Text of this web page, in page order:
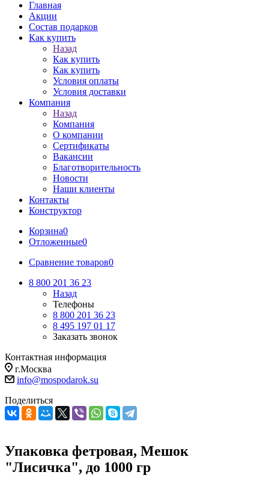
Главная
Акции
Состав подарков
Как купить
Назад
Как купить
Как купить
Условия оплаты
Условия доставки
Компания
Назад
Компания
О компании
Сертификаты
Вакансии
Благотворительность
Новости
Наши клиенты
Контакты
Конструктор
Корзина0
Отложенные0
Сравнение товаров0
8 800 201 36 23
Назад
Телефоны
8 800 201 36 23
8 495 197 01 17
Заказать звонок
Контактная информация
г.Москва
info@mospodarok.su
Поделиться
Упаковка фетровая, Мешок
"Лисичка", до 1000 гр